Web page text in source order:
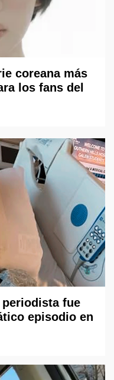
coreana más
los fans del
fue
episodio en